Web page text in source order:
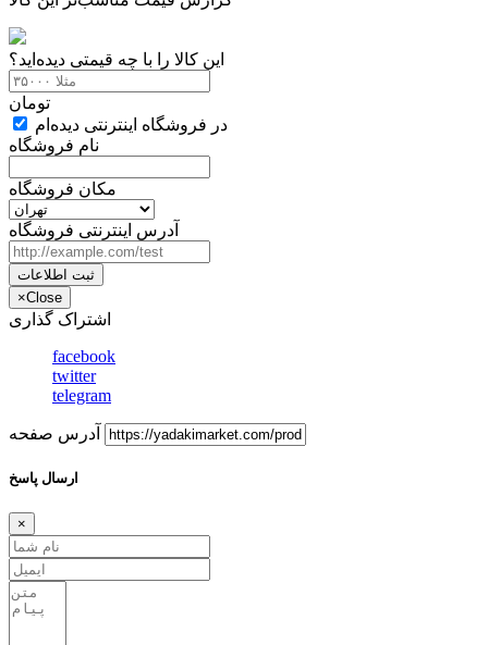
این کالا را با چه قیمتی دیده‌اید؟
تومان
در فروشگاه اینترنتی دیده‌ام
نام فروشگاه
مکان فروشگاه
آدرس اینترنتی فروشگاه
ثبت اطلاعات
×Close
اشتراک گذاری
facebook
twitter
telegram
آدرس صفحه
ارسال پاسخ
×